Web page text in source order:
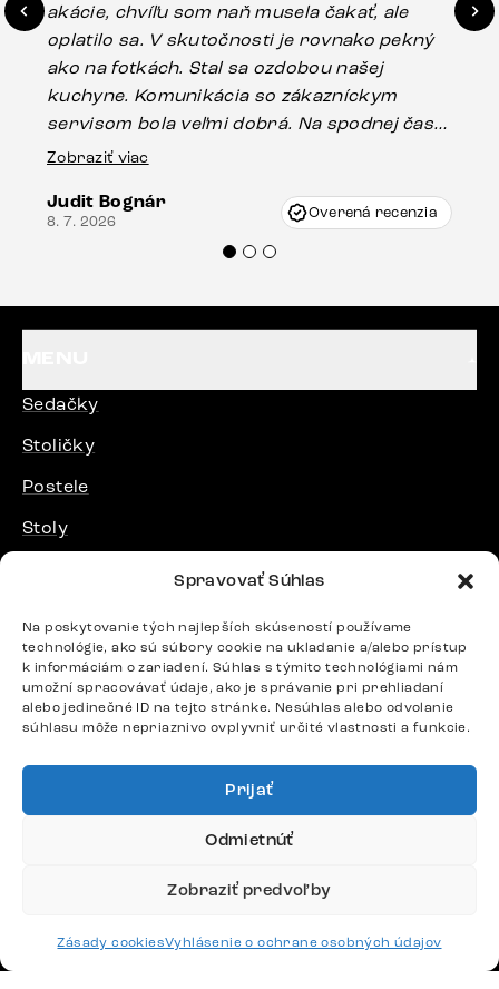
Spravovať Súhlas
Na poskytovanie tých najlepších skúseností používame
technológie, ako sú súbory cookie na ukladanie a/alebo prístup
k informáciám o zariadení. Súhlas s týmito technológiami nám
umožní spracovávať údaje, ako je správanie pri prehliadaní
alebo jedinečné ID na tejto stránke. Nesúhlas alebo odvolanie
súhlasu môže nepriaznivo ovplyvniť určité vlastnosti a funkcie.
Prijať
Odmietnúť
Zobraziť predvoľby
Zásady cookiesVyhlásenie o ochrane osobných údajov
akácie, chvíľu som naň musela čakať, ale
oplatilo sa. V skutočnosti je rovnako pekný
ako na fotkách. Stal sa ozdobou našej
kuchyne. Komunikácia so zákazníckym
servisom bola veľmi dobrá. Na spodnej časti
stola bolo malé poškodenie, pravdepodobne
Vincze pri riešení mojej záležitosti pristúpili
veľmi korektne. Odporúčam produkty Delife
Zobraziť viac
Judit Bognár
8. 7. 2026 Overená recenzia
Sedačky
Stoličky
Postele
Stoly
DÔLEŽITÉ ODKAZY
SLEDUJTE NÁS
+420 770 313 313
podpora@delife-shop.sk
Odpovedáme do 24 hodín.